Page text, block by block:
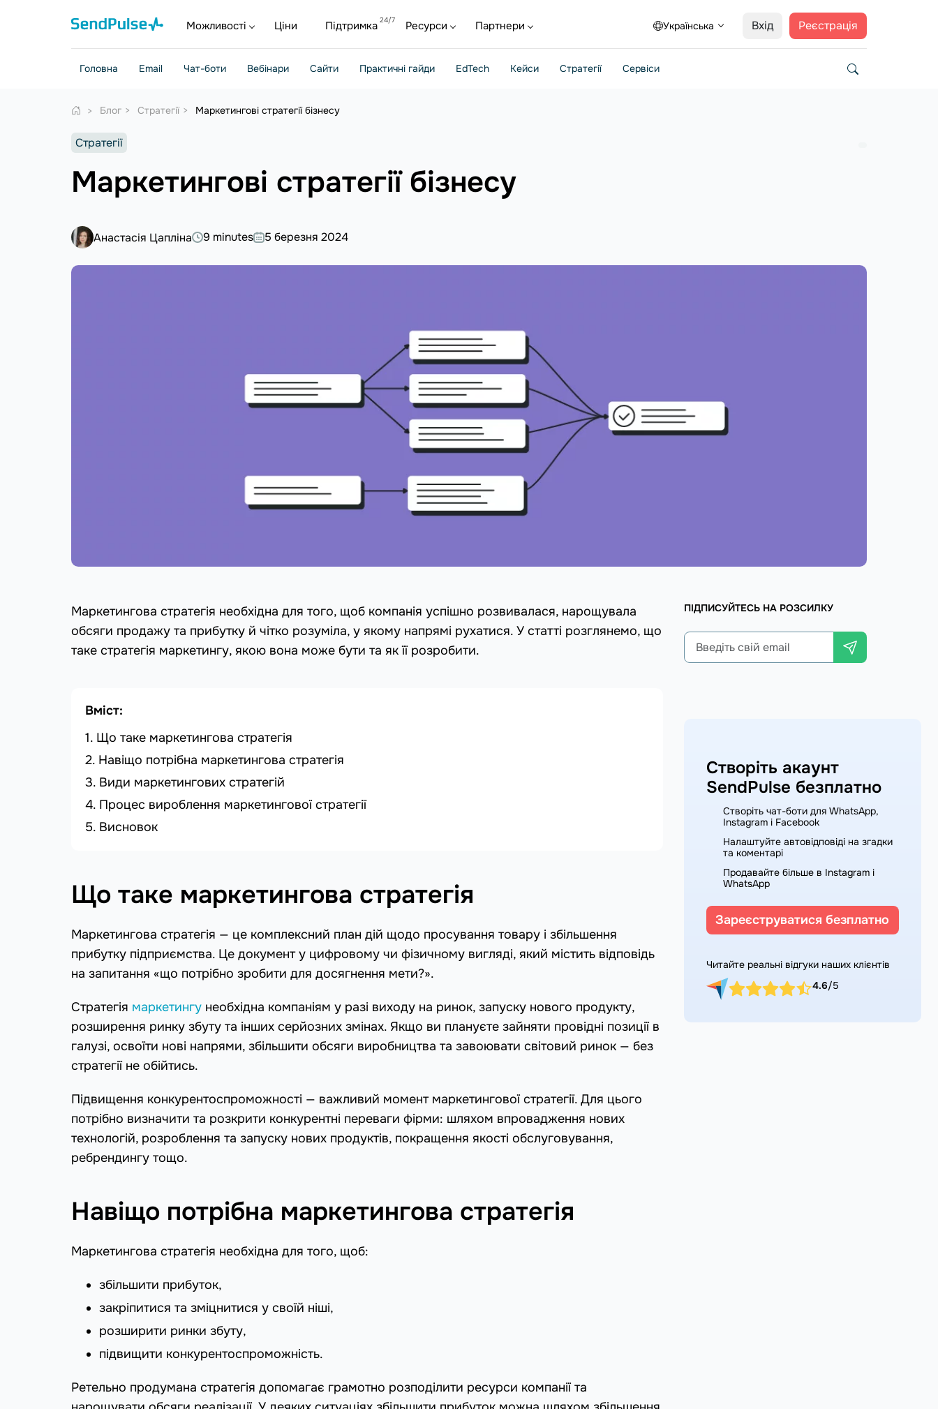
Українська Вхід Реєстрація
Можливості Ціни Підтримка Ресурси Партнери
Головна Email Чат-боти Вебінари Сайти Практичні гайди EdTech Кейси Стратегії Сервіси
Блог Стратегії Маркетингові стратегії бізнесу
Стратегії
Маркетингові стратегії бізнесу
Анастасія Цапліна 9 minutes 5 березня 2024
Маркетингова стратегія необхідна для того, щоб компанія успішно розвивалася, нарощувала
обсяги продажу та прибутку й чітко розуміла, у якому напрямі рухатися. У статті розглянемо, що
таке стратегія маркетингу, якою вона може бути та як її розробити.
Вміст:
Що таке маркетингова стратегія
Навіщо потрібна маркетингова стратегія
Види маркетингових стратегій
Процес вироблення маркетингової стратегії
Висновок
Що таке маркетингова стратегія
Маркетингова стратегія — це комплексний план дій щодо просування товару і збільшення
прибутку підприємства. Це документ у цифровому чи фізичному вигляді, який містить відповідь
на запитання «що потрібно зробити для досягнення мети?».
Стратегія маркетингу необхідна компаніям у разі виходу на ринок, запуску нового продукту,
розширення ринку збуту та інших серйозних змінах. Якщо ви плануєте зайняти провідні позиції в
галузі, освоїти нові напрями, збільшити обсяги виробництва та завоювати світовий ринок — без
стратегії не обійтись.
Підвищення конкурентоспроможності — важливий момент маркетингової стратегії. Для цього
потрібно визначити та розкрити конкурентні переваги фірми: шляхом впровадження нових
технологій, розроблення та запуску нових продуктів, покращення якості обслуговування,
ребрендингу тощо.
Навіщо потрібна маркетингова стратегія
Маркетингова стратегія необхідна для того, щоб:
збільшити прибуток,
закріпитися та зміцнитися у своїй ніші,
розширити ринки збуту,
підвищити конкурентоспроможність.
Ретельно продумана стратегія допомагає грамотно розподілити ресурси компанії та
ПІДПИСУЙТЕСЬ НА РОЗСИЛКУ
Створіть акаунт
SendPulse безплатно
Створіть чат-боти для WhatsApp,
Instagram і Facebook
Налаштуйте автовідповіді на згадки
та коментарі
Продавайте більше в Instagram і
WhatsApp
Зареєструватися безплатно
Читайте реальні відгуки наших клієнтів
4.6/5